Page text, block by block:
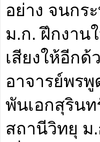
อย่าง จนกร
ม.ก. ฝึกงาน
เสียงให้อีกด้
อาจารย์พร
พันเอกสุริน
สถานีวิทยุ ม